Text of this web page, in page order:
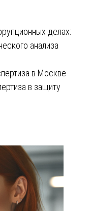
делах:
анализа
в Москве
в защиту